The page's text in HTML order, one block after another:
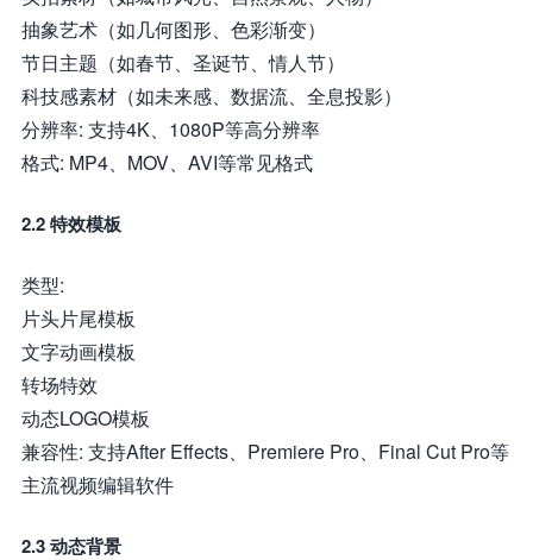
抽象艺术（如几何图形、色彩渐变）
节日主题（如春节、圣诞节、情人节）
科技感素材（如未来感、数据流、全息投影）
分辨率: 支持4K、1080P等高分辨率
格式: MP4、MOV、AVI等常见格式
2.2 特效模板
类型:
片头片尾模板
文字动画模板
转场特效
动态LOGO模板
兼容性: 支持After Effects、Premiere Pro、Final Cut Pro等
主流视频编辑软件
2.3 动态背景